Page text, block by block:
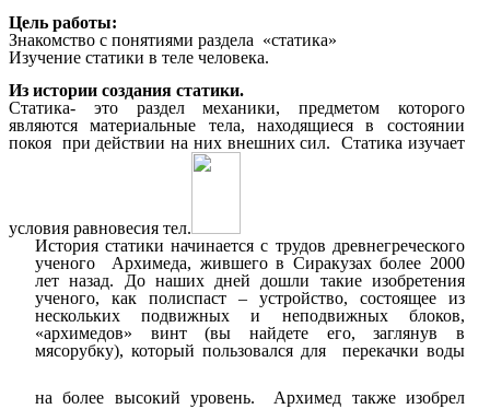
Цель работы:
Знакомство с понятиями раздела «статика»
Изучение статики в теле человека.
Из истории создания статики.
Статика- это раздел механики, предметом которого
являются материальные тела, находящиеся в состоянии
покоя при действии на них внешних сил. Статика изучает
условия равновесия тел.
История статики начинается с трудов древнегреческого
ученого Архимеда, жившего в Сиракузах более 2000
лет назад. До наших дней дошли такие изобретения
ученого, как полиспаст – устройство, состоящее из
нескольких подвижных и неподвижных блоков,
«архимедов» винт (вы найдете его, заглянув в
мясорубку), который пользовался для перекачки воды
на более высокий уровень.
Архимед также изобрел